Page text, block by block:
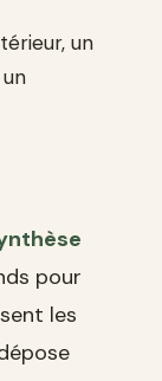
un
pour
les